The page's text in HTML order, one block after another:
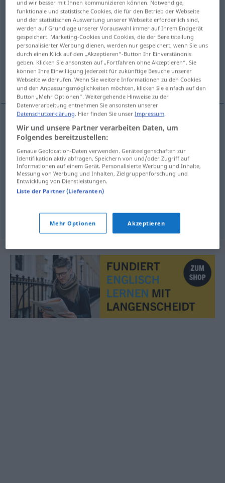
Übersicht aller Übersetzungen
(Für mehr Details die Übersetzung anklicken/antippen)
allgemeine Übersicht
Zusammenfassung, Abriss, Resümee
(allgemeine)Übersicht conspectusoverall view
Zusammenfassungf conspectussynopsis
Abrissm conspectussynopsis
Resümeen conspectussynopsis
und wir besser mit Ihnen kommunizieren können. Notwendige,
funktionale und statistische Cookies, die für den Betrieb der Webseite
und der statistischen Auswertung unserer Webseite erforderlich sind,
werden auf Grundlage unserer Vorauswahl immer auf Ihrem Endgerät
gespeichert. Marketing-Cookies und Cookies, die der Bereitstellung
personalisierter Werbung dienen, werden nur gespeichert, wenn Sie uns
durch einen Klick auf den „Akzeptieren“-Button Ihr Einverständnis
geben. Klicken Sie ansonsten auf „Fortfahren ohne Akzeptieren“. Sie
können Ihre Einwilligung jederzeit für zukünftige Besuche unserer
Webseite widerrufen. Wenn Sie weitere Informationen zu den Cookies
und den Anpassungsmöglichkeiten möchten, klicken Sie einfach auf den
Button „Mehr Optionen“. Weitergehende Hinweise zu der
Datenverarbeitung entnehmen Sie ansonsten unserer
Datenschutzerklärung. Hier finden Sie unserImpressum.
Wir und unsere Partner verarbeiten Daten, um
Folgendes bereitzustellen:
Genaue Geolocation-Daten verwenden. Geräteeigenschaften zur
Identifikation aktiv abfragen. Speichern von und/oder Zugriff auf
Informationen auf einem Gerät. Personalisierte Werbung und Inhalte,
Messung von Werbung und Inhalten, Zielgruppenforschung und
Entwicklung von Dienstleistungen.
Liste der Partner (Lieferanten)
Mehr Optionen Akzeptieren